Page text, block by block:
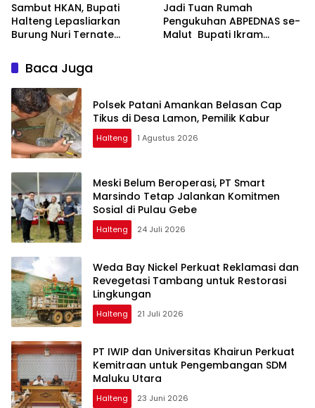
Sambut HKAN, Bupati
Halteng Lepasliarkan
Burung Nuri Ternate
Jadi Tuan Rumah
Pengukuhan ABPEDNAS se-
Malut Bupati Ikram
Baca Juga
Polsek Patani Amankan Belasan Cap
Tikus di Desa Lamon, Pemilik Kabur
Halteng 1 Agustus 2026
Meski Belum Beroperasi, PT Smart
Marsindo Tetap Jalankan Komitmen
Sosial di Pulau Gebe
Halteng 24 Juli 2026
Weda Bay Nickel Perkuat Reklamasi dan
Revegetasi Tambang untuk Restorasi
Lingkungan
Halteng 21 Juli 2026
PT IWIP dan Universitas Khairun Perkuat
Kemitraan untuk Pengembangan SDM
Maluku Utara
Halteng 23 Juni 2026